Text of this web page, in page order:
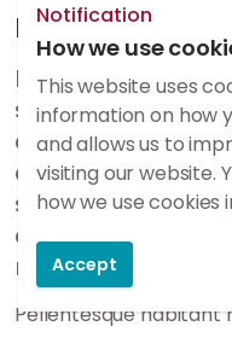
Paragraph
Introduction
senectus et
ac turpis
quam, feugiat
sit amet, ante.
quam egestas
mi vitae est.
Pellentesque habitant
Notification
How we use
This website uses
information on how
and allows us to
visiting our website.
how we use cookies
Accept